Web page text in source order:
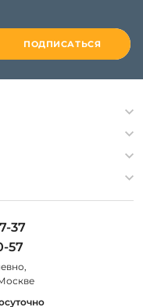
ПОДПИСАТЬСЯ
37
57